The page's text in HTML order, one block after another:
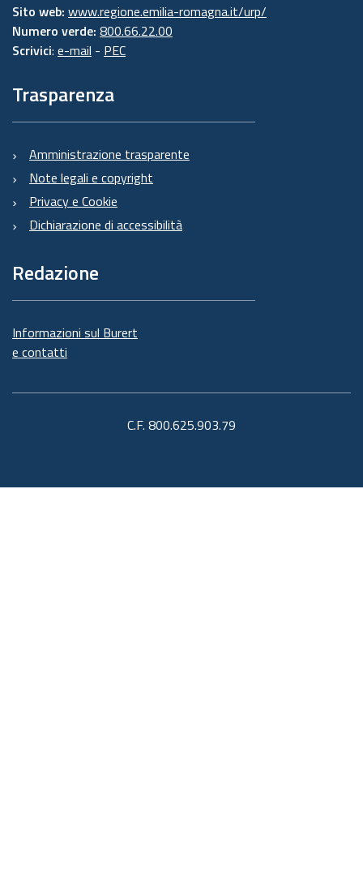
Sito web: www.regione.emilia-romagna.it/urp/
Numero verde: 800.66.22.00
Scrivici: e-mail - PEC
Trasparenza
Amministrazione trasparente
Note legali e copyright
Privacy e Cookie
Dichiarazione di accessibilità
Redazione
Informazioni sul Burert
e contatti
C.F. 800.625.903.79